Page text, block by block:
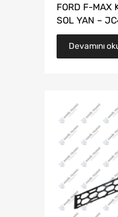
FORD F-MAX
SOL YAN –
Devamını